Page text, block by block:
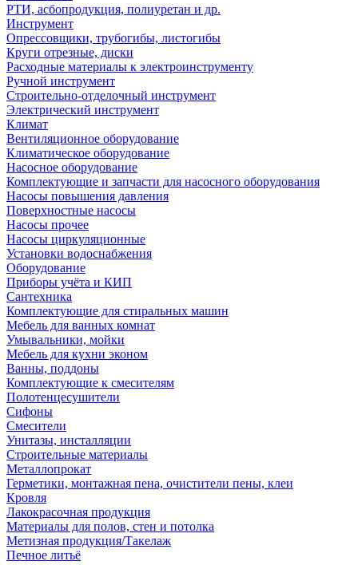
РТИ, асбопродукция, полиуретан и др.
Инструмент
Опрессовщики, трубогибы, листогибы
Круги отрезные, диски
Расходные материалы к электроинструменту
Ручной инструмент
Строительно-отделочный инструмент
Электрический инструмент
Климат
Вентиляционное оборудование
Климатическое оборудование
Насосное оборудование
Комплектующие и запчасти для насосного оборудования
Насосы повышения давления
Поверхностные насосы
Насосы прочее
Насосы циркуляционные
Установки водоснабжения
Оборудование
Приборы учёта и КИП
Сантехника
Комплектующие для стиральных машин
Мебель для ванных комнат
Умывальники, мойки
Мебель для кухни эконом
Ванны, поддоны
Комплектующие к смесителям
Полотенцесушители
Сифоны
Смесители
Унитазы, инсталляции
Строительные материалы
Металлопрокат
Герметики, монтажная пена, очистители пены, клеи
Кровля
Лакокрасочная продукция
Материалы для полов, стен и потолка
Метизная продукция/Такелаж
Печное литьё